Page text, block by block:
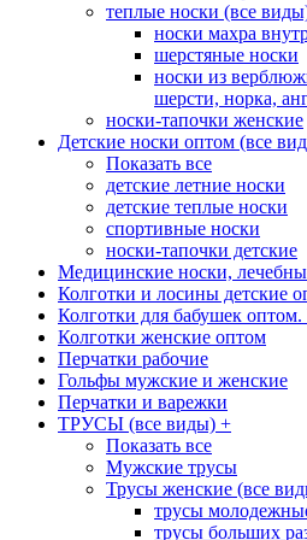
теплые носки (все
носки махра
шерстяные носки
носки из
шерсти, норка,
носки-тапочки женские
Детские носки оптом (все
Показать все
детские летние носки
детские теплые носки
спортивные носки
носки-тапочки детские
Медицинские носки,
Колготки и лосины детские
Колготки для бабушек
Колготки женские оптом
Перчатки рабочие
Гольфы мужские и женские
Перчатки и варежки
ТРУСЫ (все виды) +
Показать все
Мужские трусы
Трусы женские (все
трусы
трусы больших